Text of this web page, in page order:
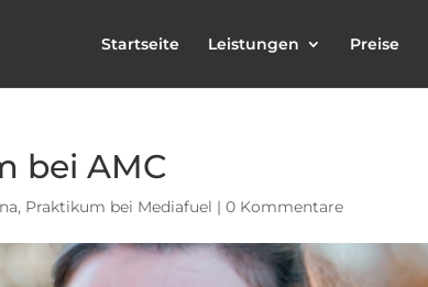
Startseite Leistungen Preise
bei AMC
, Praktikum bei Mediafuel |0 Kommentare